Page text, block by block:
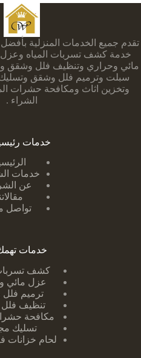
تقدم جميع الخدمات المنزلية
خدمة كشف تسربات المياه
مائي وحراري وتنظيف فلل وشقق
سبلت وترميم فلل وشقق
وتخزين اثاث ومكافحة حشرات
الشراء .
خدمات
خدمات
عن
تواصل
خدمات
كشف
عزل مائي
ترميم
تنظيف
مكافحة
تسليك
لحام خزانات